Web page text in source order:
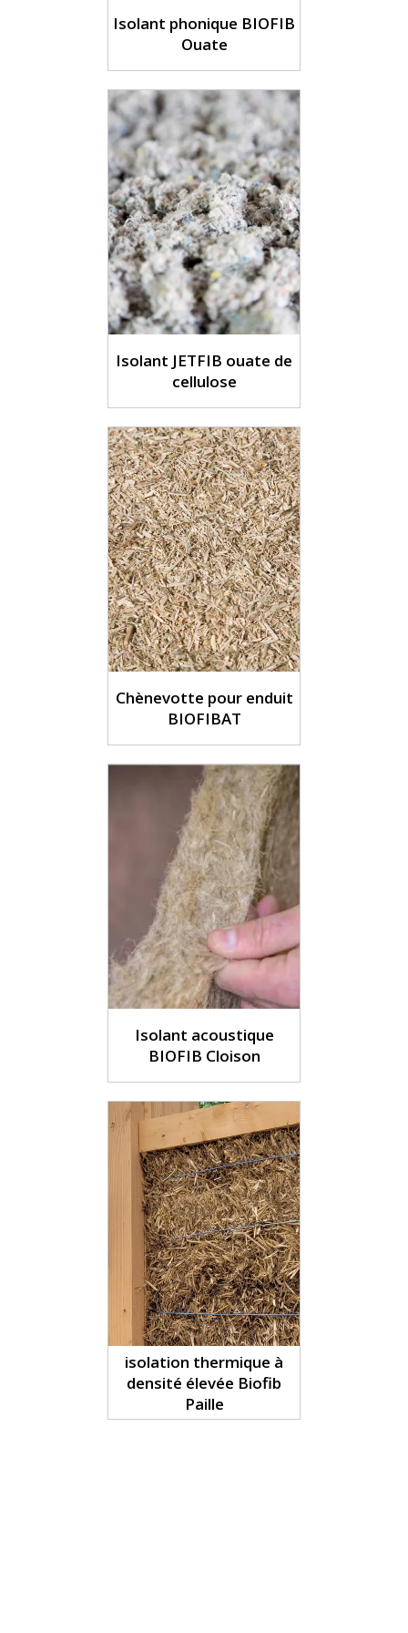
Isolant phonique BIOFIB
Ouate
Isolant JETFIB ouate de
cellulose
Chènevotte pour enduit
BIOFIBAT
Isolant acoustique
BIOFIB Cloison
isolation thermique à
densité élevée Biofib
Paille